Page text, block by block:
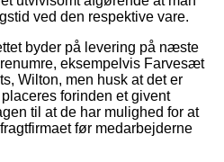
ved den respektive vare.
byder på levering på næste
eksempelvis Farvesæt
Wilton, men husk at det er
forinden et givent
til at de har mulighed for at
før medarbejderne